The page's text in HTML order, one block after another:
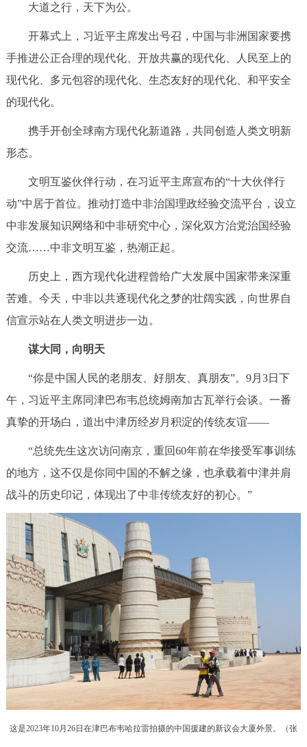
大道之行，天下为公。
开幕式上，习近平主席发出号召，中国与非洲国家要携
手推进公正合理的现代化、开放共赢的现代化、人民至上的
现代化、多元包容的现代化、生态友好的现代化、和平安全
的现代化。
携手开创全球南方现代化新道路，共同创造人类文明新
形态。
文明互鉴伙伴行动，在习近平主席宣布的“十大伙伴行
动”中居于首位。推动打造中非治国理政经验交流平台，设立
中非发展知识网络和中非研究中心，深化双方治党治国经验
交流……中非文明互鉴，热潮正起。
历史上，西方现代化进程曾给广大发展中国家带来深重
苦难。今天，中非以共逐现代化之梦的壮阔实践，向世界自
信宣示站在人类文明进步一边。
谋大同，向明天
“你是中国人民的老朋友、好朋友、真朋友”。9月3日下
午，习近平主席同津巴布韦总统姆南加古瓦举行会谈。一番
真挚的开场白，道出中津历经岁月积淀的传统友谊——
“总统先生这次访问南京，重回60年前在华接受军事训练
的地方，这不仅是你同中国的不解之缘，也承载着中津并肩
战斗的历史印记，体现出了中非传统友好的初心。”
这是2023年10月26日在津巴布韦哈拉雷拍摄的中国援建的新议会大厦外景。（张